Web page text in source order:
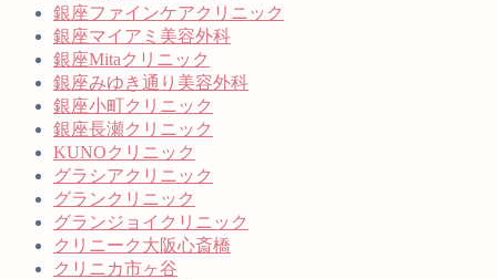
銀座ファインケアクリニック
銀座マイアミ美容外科
銀座Mitaクリニック
銀座みゆき通り美容外科
銀座小町クリニック
銀座長瀬クリニック
KUNOクリニック
グラシアクリニック
グランクリニック
グランジョイクリニック
クリニーク大阪心斎橋
クリニカ市ヶ谷